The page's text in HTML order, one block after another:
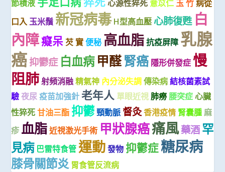
節積液
心源性猝死 薏苡仁 玉 竹 病從
口入 玉米鬚 新冠病毒 H型高血壓 心肺復甦 白
內障癡呆 芡 實 便秘 高血脂 抗疫屏障 乳腺
癌抑鬱症 白血病 甲醛腎癌 隱形併發症 慢
阻肺射頻消融 精氣神 內分泌失調 傳染病 結核菌素試
驗 夜尿 疫苗加強針 老年人 單眼近視 肺癆 腰突症 心臟
性猝死 甘油三酯 抑鬱頸動脈 督灸香港疫情 腎囊腫 麻
疹 血脂 近視激光手術 甲狀腺癌痛風藥酒罕
見病 巴雷特食管 運動 發物 抑鬱症糖尿病
膝骨關節炎 胃食管反流病